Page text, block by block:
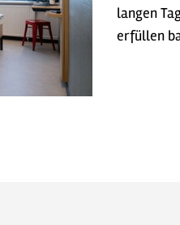
langen
erfüllen